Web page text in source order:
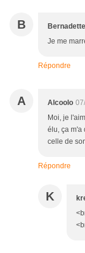
B
Je me
Répondre
A Alcoolo
Moi, je
élu, ça m'a
celle de
Répondre
K